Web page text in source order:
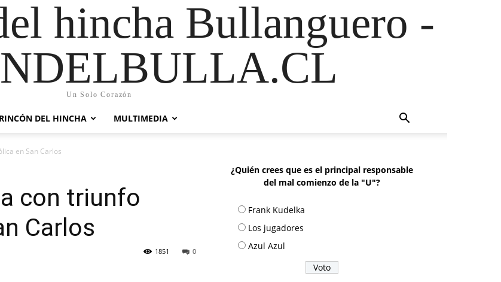
hincha Bullanguero -
Un Solo Corazón
RINCÓN DEL HINCHA MULTIMEDIA
en San Carlos
con triunfo
Carlos
0
1851
¿Quién crees que es el principal responsable
del mal comienzo de la "U"?
Frank Kudelka
Los jugadores
Azul Azul